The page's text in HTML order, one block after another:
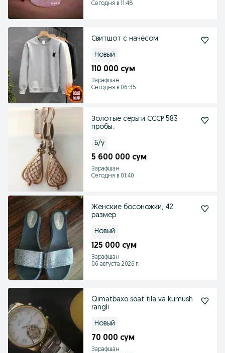
Сегодня в 11:48
Свитшот с начёсом
Новый
110 000 сум
Зарафшан
Сегодня в 06:35
Золотые серьги СССР 583
пробы.
Б/у
5 600 000 сум
Зарафшан
Сегодня в 01:40
Женские босоножки, 42
размер
Новый
125 000 сум
Зарафшан
06 августа 2026 г.
Qimatbaxo soat tila va kumush
rangli
Новый
70 000 сум
Зарафшан